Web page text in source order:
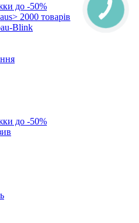
до -50%
> 2000 товарів
Blink
до -50%